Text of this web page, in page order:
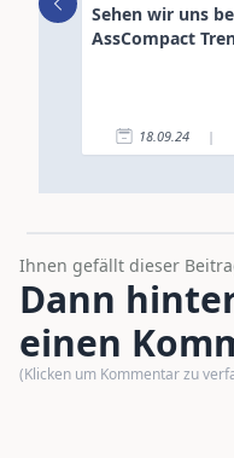
Sehen wir uns
AssCompact
18.09.24 |
Ihnen gefällt dieser
Dann
einen
(Klicken um Kommentar zu